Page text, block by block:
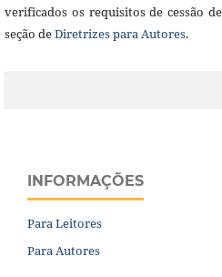
verificados os requisitos de cessão
seção deDiretrizes para Autores.
INFORMAÇÕES
Para Leitores
Para Autores